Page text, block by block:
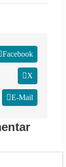
Facebook
X
E-Mail